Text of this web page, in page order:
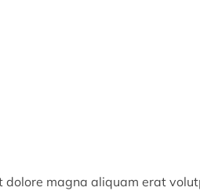
dolore magna aliquam erat